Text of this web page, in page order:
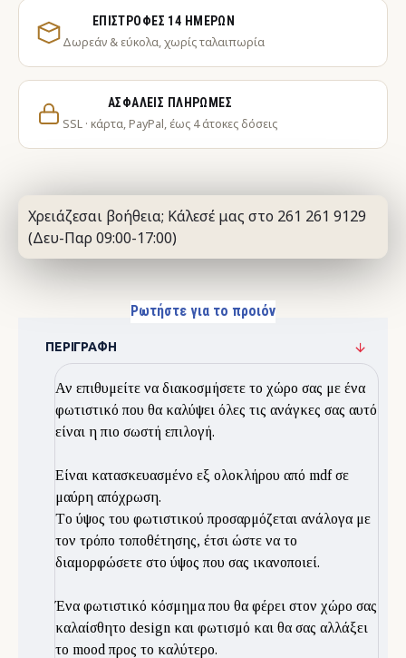
ΕΠΙΣΤΡΟΦΈΣ 14 ΗΜΕΡΏΝ
Δωρεάν & εύκολα, χωρίς ταλαιπωρία
ΑΣΦΑΛΕΊΣ ΠΛΗΡΩΜΈΣ
SSL · κάρτα, PayPal, έως 4 άτοκες δόσεις
Χρειάζεσαι βοήθεια; Κάλεσέ μας στο 261 261 9129
(Δευ-Παρ 09:00-17:00)
Ρωτήστε για το προιόν
ΠΕΡΙΓΡΑΦΉ
Αν επιθυμείτε να διακοσμήσετε το χώρο σας με ένα
φωτιστικό που θα καλύψει όλες τις ανάγκες σας αυτό
είναι η πιο σωστή επιλογή.
Είναι κατασκευασμένο εξ ολοκλήρου από mdf σε
μαύρη απόχρωση.
Tο ύψος του φωτιστικού προσαρμόζεται ανάλογα με
τον τρόπο τοποθέτησης, έτσι ώστε να το
διαμορφώσετε στο ύψος που σας ικανοποιεί.
Ένα φωτιστικό κόσμημα που θα φέρει στον χώρο σας
καλαίσθητο design και φωτισμό και θα σας αλλάξει
το mood προς το καλύτερο.